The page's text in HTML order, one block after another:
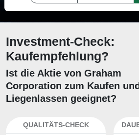
Investment-Check:
Kaufempfehlung?
Ist die Aktie von Graham
Corporation zum Kaufen und
Liegenlassen geeignet?
QUALITÄTS-CHECK